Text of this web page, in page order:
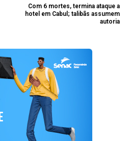
Com 6 mortes, termina ataque a
hotel em Cabul; talibãs assumem
autoria